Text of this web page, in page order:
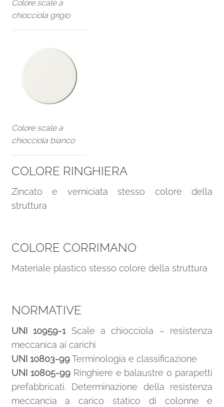
Colore scale a
chiocciola grigio
Colore scale a
chiocciola bianco
COLORE RINGHIERA
Zincato e verniciata stesso colore della
struttura
COLORE CORRIMANO
Materiale plastico stesso colore della struttura
NORMATIVE
UNI 10959-1Scale a chiocciola – resistenza
meccanica ai carichi
UNI 10803-99Terminologia e classificazione
UNI 10805-99Ringhiere e balaustre o parapetti
prefabbricati. Determinazione della resistenza
meccancia a carico statico di colonne e